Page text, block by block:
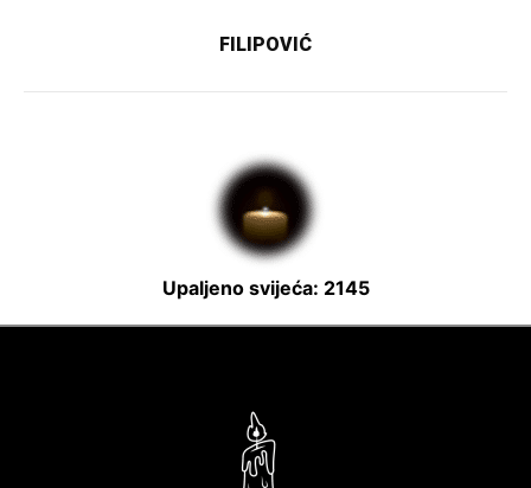
FILIPOVIĆ
Upaljeno svijeća: 2145